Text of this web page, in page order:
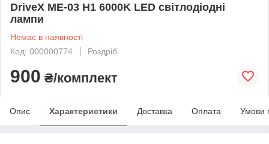
DriveX ME-03 H1 6000K LED світлодіодні
лампи
Немає в наявності
Код: 000000774
Роздріб
900 ₴/комплект
Опис Характеристики Доставка Оплата Умови